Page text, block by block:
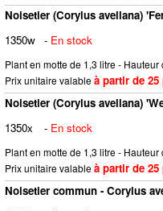
Noisetier (Corylus avellana)
1350w - En stock
Plant en motte de 1,3 litre - Hauteur
Prix unitaire valableà partir de
Noisetier (Corylus avellana)
1350x
- En stock
Plant en motte de 1,3 litre - Hauteur
Prix unitaire valableà partir de
Noisetier commun - Corylus